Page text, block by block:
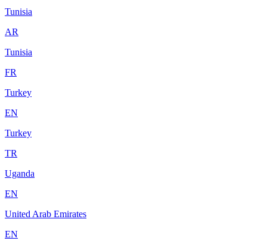
Tunisia
AR
Tunisia
FR
Turkey
EN
Turkey
TR
Uganda
EN
United Arab Emirates
EN